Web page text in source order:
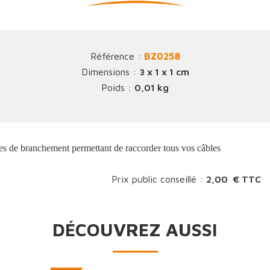
Référence : BZ0258
Dimensions : 3 x 1 x 1 cm
Poids : 0,01 kg
de branchement permettant de raccorder tous vos câbles
Prix public conseillé : 2,00 € TTC
DÉCOUVREZ AUSSI